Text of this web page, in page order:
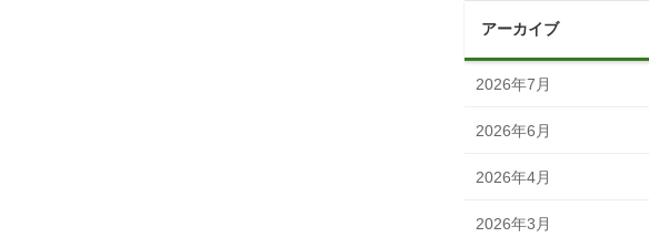
アーカイブ
2026年7月
2026年6月
2026年4月
2026年3月